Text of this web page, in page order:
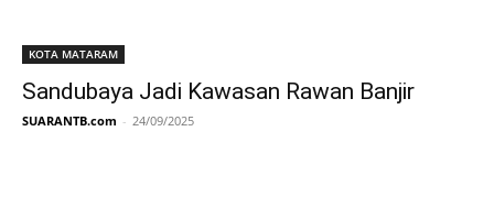
KOTA MATARAM
Sandubaya Jadi Kawasan Rawan Banjir
SUARANTB.com - 24/09/2025